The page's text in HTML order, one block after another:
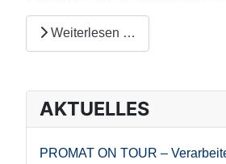
Weiterlesen …
AKTUELLES
PROMAT ON TOUR –